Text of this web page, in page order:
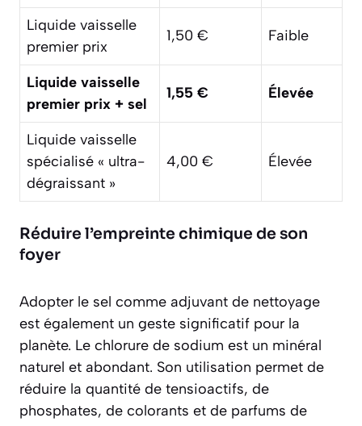
Liquide vaisselle
premier prix
1,50 € Faible
Liquide vaisselle
premier prix + sel
1,55 € Élevée
Liquide vaisselle
spécialisé « ultra-
dégraissant »
4,00 € Élevée
Réduire l’empreinte chimique de son
foyer
Adopter le sel comme adjuvant de nettoyage
est également un geste significatif pour la
planète. Le chlorure de sodium est un minéral
naturel et abondant. Son utilisation permet de
réduire la quantité de tensioactifs, de
phosphates, de colorants et de parfums de